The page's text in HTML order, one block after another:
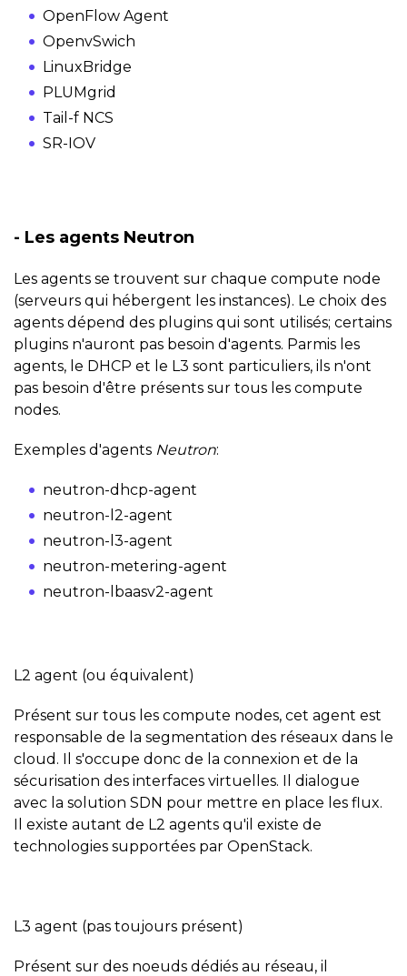
OpenFlow Agent
OpenvSwich
LinuxBridge
PLUMgrid
Tail-f NCS
SR-IOV
- Les agents Neutron
Les agents se trouvent sur chaque compute node
(serveurs qui hébergent les instances). Le choix des
agents dépend des plugins qui sont utilisés; certains
plugins n'auront pas besoin d'agents. Parmis les
agents, le DHCP et le L3 sont particuliers, ils n'ont
pas besoin d'être présents sur tous les compute
nodes.
Exemples d'agents Neutron:
neutron-dhcp-agent
neutron-l2-agent
neutron-l3-agent
neutron-metering-agent
neutron-lbaasv2-agent
L2 agent (ou équivalent)
Présent sur tous les compute nodes, cet agent est
responsable de la segmentation des réseaux dans le
cloud. Il s'occupe donc de la connexion et de la
sécurisation des interfaces virtuelles. Il dialogue
avec la solution SDN pour mettre en place les flux.
Il existe autant de L2 agents qu'il existe de
technologies supportées par OpenStack.
L3 agent (pas toujours présent)
Présent sur des noeuds dédiés au réseau, il